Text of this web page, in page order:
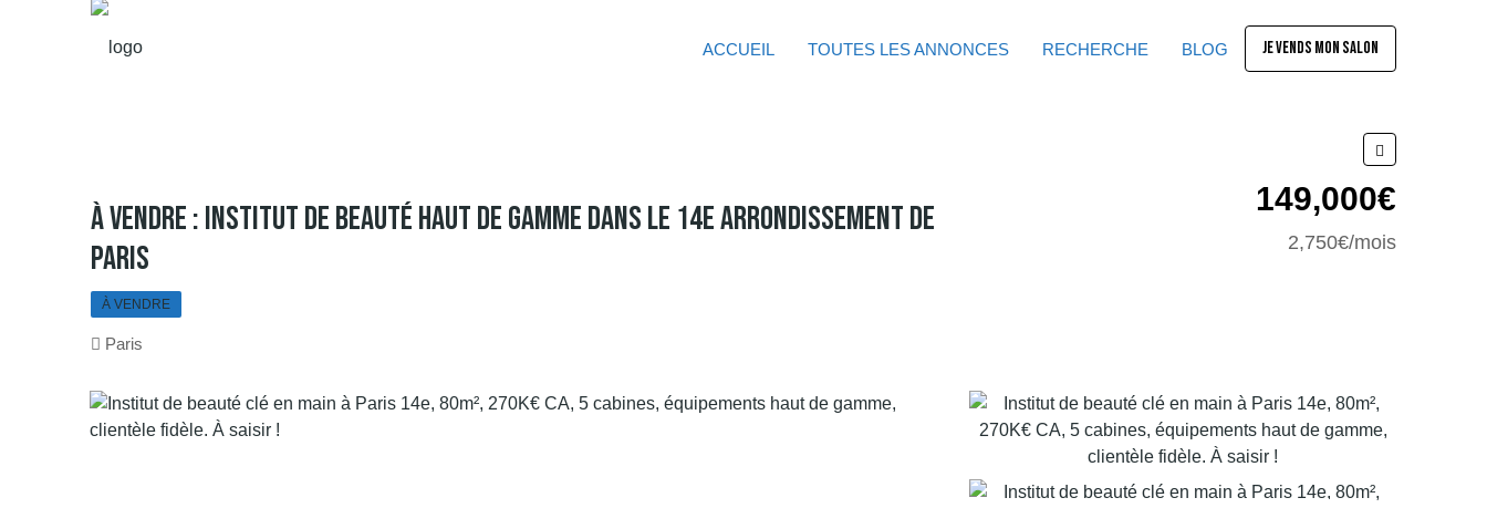
ACCUEIL TOUTES LES ANNONCES RECHERCHE BLOG JE VENDS MON SALON
À Vendre : Institut De Beauté Haut De Gamme Dans Le 14e Arrondissement De
Paris
149,000€
2,750€/mois
À VENDRE
Paris